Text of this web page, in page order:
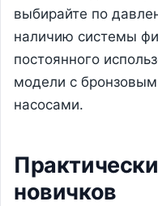
выбирайте по
наличию системы
постоянного
модели с
насосами.
новичков